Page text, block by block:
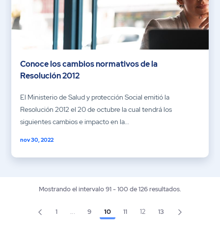
Conoce los cambios normativos de la
Resolución 2012
El Ministerio de Salud y protección Social emitió la
Resolución 2012 el 20 de octubre la cual tendrá los
siguientes cambios e impacto en la...
nov 30, 2022
Mostrando el intervalo 91 - 100 de 126 resultados.
Página
1 ...Páginas intermedias Use TAB para desplazarse.
Página
9 Página
10 Página
11 Página
12 Página
13